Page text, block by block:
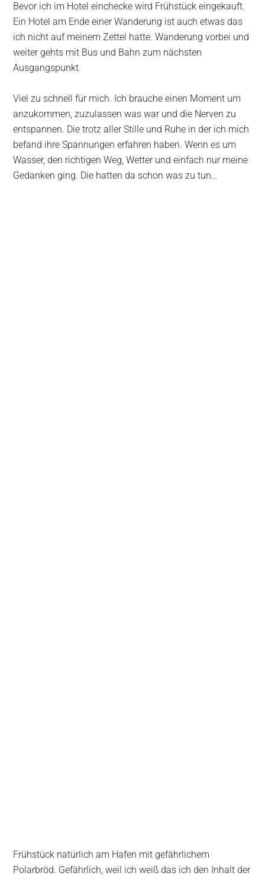
Bevor ich im Hotel einchecke wird Frühstück eingekauft.
Ein Hotel am Ende einer Wanderung ist auch etwas das
ich nicht auf meinem Zettel hatte. Wanderung vorbei und
weiter gehts mit Bus und Bahn zum nächsten
Ausgangspunkt.
Viel zu schnell für mich. Ich brauche einen Moment um
anzukommen, zuzulassen was war und die Nerven zu
entspannen. Die trotz aller Stille und Ruhe in der ich mich
befand ihre Spannungen erfahren haben. Wenn es um
Wasser, den richtigen Weg, Wetter und einfach nur meine
Gedanken ging. Die hatten da schon was zu tun…
Frühstück natürlich am Hafen mit gefährlichem
Polarbröd. Gefährlich, weil ich weiß das ich den Inhalt der